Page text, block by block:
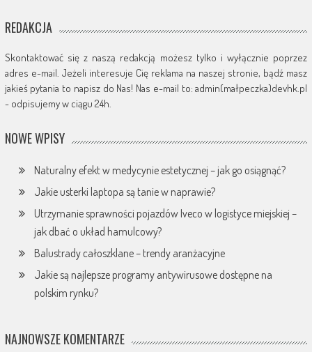
REDAKCJA
Skontaktować się z naszą redakcją możesz tylko i wyłącznie poprzez
adres e-mail. Jeżeli interesuje Cię reklama na naszej stronie, bądź masz
jakieś pytania to napisz do Nas! Nas e-mail to: admin(małpeczka)devhk.pl
- odpisujemy w ciągu 24h.
NOWE WPISY
Naturalny efekt w medycynie estetycznej – jak go osiągnąć?
Jakie usterki laptopa są tanie w naprawie?
Utrzymanie sprawności pojazdów Iveco w logistyce miejskiej –
jak dbać o układ hamulcowy?
Balustrady całoszklane – trendy aranżacyjne
Jakie są najlepsze programy antywirusowe dostępne na
polskim rynku?
NAJNOWSZE KOMENTARZE